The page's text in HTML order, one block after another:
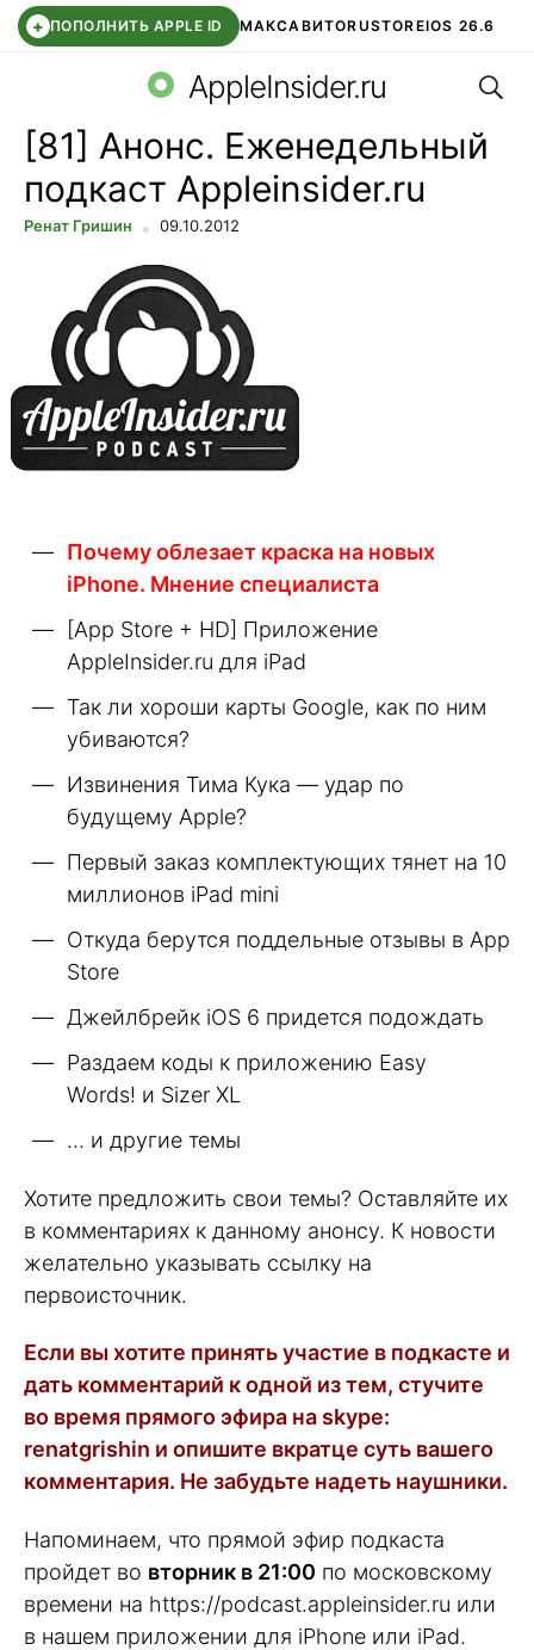
+ ПОПОЛНИТЬ APPLE ID МАКСАВИТОRUSTOREIOS 26.6
СБЕР КИДС ВТБ ОНЛАЙН ЧАТ В ROBLOX
AppleInsider.ru
[81] Анонс. Еженедельный
подкаст Appleinsider.ru
Ренат Гришин 09.10.2012
Почему облезает краска на новых
iPhone. Мнение специалиста
[App Store + HD] Приложение
AppleInsider.ru для iPad
Так ли хороши карты Google, как по ним
убиваются?
Извинения Тима Кука — удар по
будущему Apple?
Первый заказ комплектующих тянет на 10
миллионов iPad mini
Откуда берутся поддельные отзывы в App
Store
Джейлбрейк iOS 6 придется подождать
Раздаем коды к приложению Easy
Words! и Sizer XL
… и другие темы
Хотите предложить свои темы? Оставляйте их
в комментариях к данному анонсу. К новости
желательно указывать ссылку на
первоисточник.
Если вы хотите принять участие в подкасте и
дать комментарий к одной из тем, стучите
во время прямого эфира на skype:
renatgrishin и опишите вкратце суть вашего
комментария. Не забудьте надеть наушники.
Напоминаем, что прямой эфир подкаста
пройдет во вторник в 21:00 по московскому
времени на https://podcast.appleinsider.ru или
в нашем приложении для iPhone или iPad.